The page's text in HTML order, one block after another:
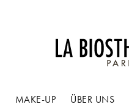
MAKE-UP ÜBER UNS